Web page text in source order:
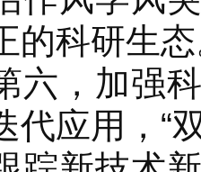
的科研生
，加强科
代应用，“